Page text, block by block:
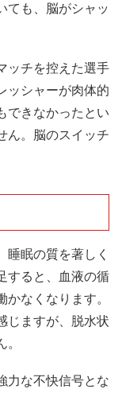
ても、脳がシャッ
ッチを控えた選手
ッシャーが肉体的
できなかったとい
ん。脳のスイッチ
睡眠の質を著しく
すると、血液の循
なくなります。
じますが、脱水状
力な不快信号とな